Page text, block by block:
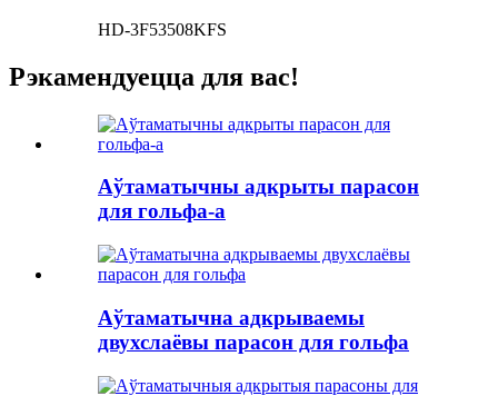
HD-3F53508KFS
Рэкамендуецца для вас!
Аўтаматычны адкрыты парасон
для гольфа-a
Аўтаматычна адкрываемы
двухслаёвы парасон для гольфа